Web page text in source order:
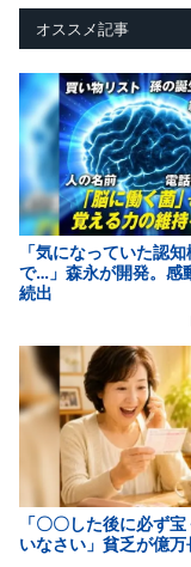
オススメ記事
「気になっていた認
で…」森永が開発。感
続出
「〇〇した後に必ず
いなさい」貧乏が億万